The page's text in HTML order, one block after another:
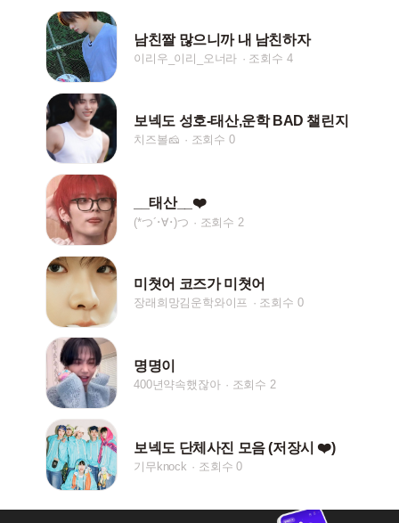
남친짤 많으니까 내 남친하자
이리우_이리_오너라 조회수 4
보넥도 성호-태산,운학 BAD 챌린지
치즈볼🧀 조회수 0
__태산__❤️
(*つ´･∀･)つ 조회수 2
미쳣어 코즈가 미쳣어
장래희망김운학와이프 조회수 0
명명이
400년약속했잖아 조회수 2
보넥도 단체사진 모음 (저장시 ❤️)
기무knock 조회수 0